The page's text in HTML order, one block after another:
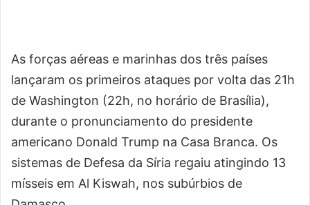
As forças aéreas e marinhas dos três países
lançaram os primeiros ataques por volta das 21h
de Washington (22h, no horário de Brasília),
durante o pronunciamento do presidente
americano Donald Trump na Casa Branca. Os
sistemas de Defesa da Síria regaiu atingindo 13
mísseis em Al Kiswah, nos subúrbios de